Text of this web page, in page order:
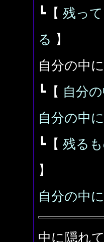
┗【 残っ
る 】
自分の中
┗【 自分
自分の中
┗【 残る
】
自分の中
中に隠れ